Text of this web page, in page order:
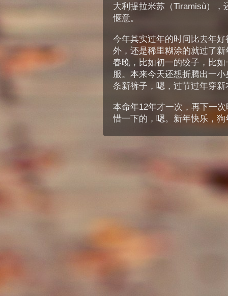
大利提拉米苏（Tiramisù）
惬意。
今年其实过年的时间比去年
外，还是稀里糊涂的就过了
春晚，比如初一的饺子，比
服。本来今天还想折腾出一
条新裤子，嗯，过节过年穿
本命年12年才一次，再下一
惜一下的，嗯。新年快乐，狗